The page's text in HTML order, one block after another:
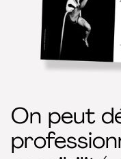
On peut